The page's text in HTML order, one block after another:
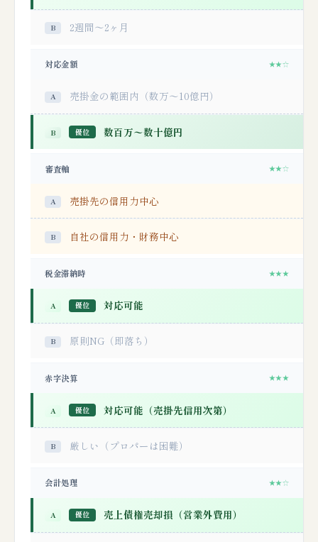
2週間〜2ヶ月
対応金額 ★★☆
売掛金の範囲内（数万〜10億円）
優位 数百万〜数十億円
審査軸 ★★☆
売掛先の信用力中心
自社の信用力・財務中心
税金滞納時 ★★★
優位 対応可能
原則NG（即落ち）
赤字決算 ★★★
優位 対応可能（売掛先信用次第）
厳しい（プロパーは困難）
会計処理 ★★☆
優位 売上債権売却損（営業外費用）